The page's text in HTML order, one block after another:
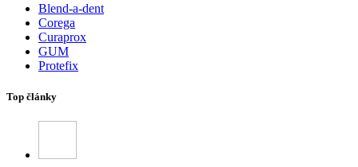
Blend-a-dent
Corega
Curaprox
GUM
Protefix
Top články